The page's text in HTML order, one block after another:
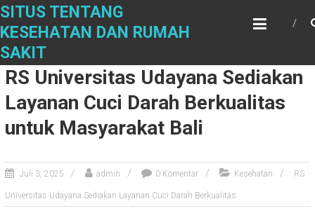
Skip
content
SITUS TENTANG
KESEHATAN DAN RUMAH
SAKIT
RS Universitas Udayana Sediakan
Layanan Cuci Darah Berkualitas
untuk Masyarakat Bali
Juli 3, 2025 admin 0 Komentar Kesehatan RS
Universitas Udayana Sediakan Layanan Cuci Darah Berkualitas